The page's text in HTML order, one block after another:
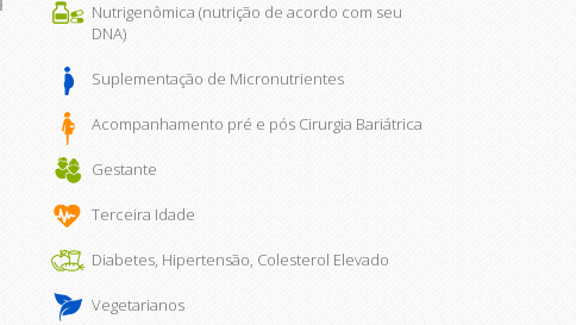
Nutrigenômica (nutrição de acordo com seu
DNA)
Suplementação de Micronutrientes
Acompanhamento pré e pós Cirurgia Bariátrica
Gestante
Terceira Idade
Diabetes, Hipertensão, Colesterol Elevado
Vegetarianos